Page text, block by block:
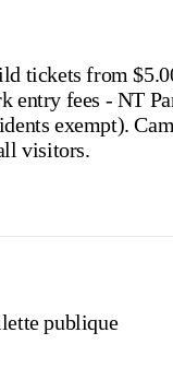
tickets from
entry fees - NT
Camping and extended walk fees apply
visitors.
publique